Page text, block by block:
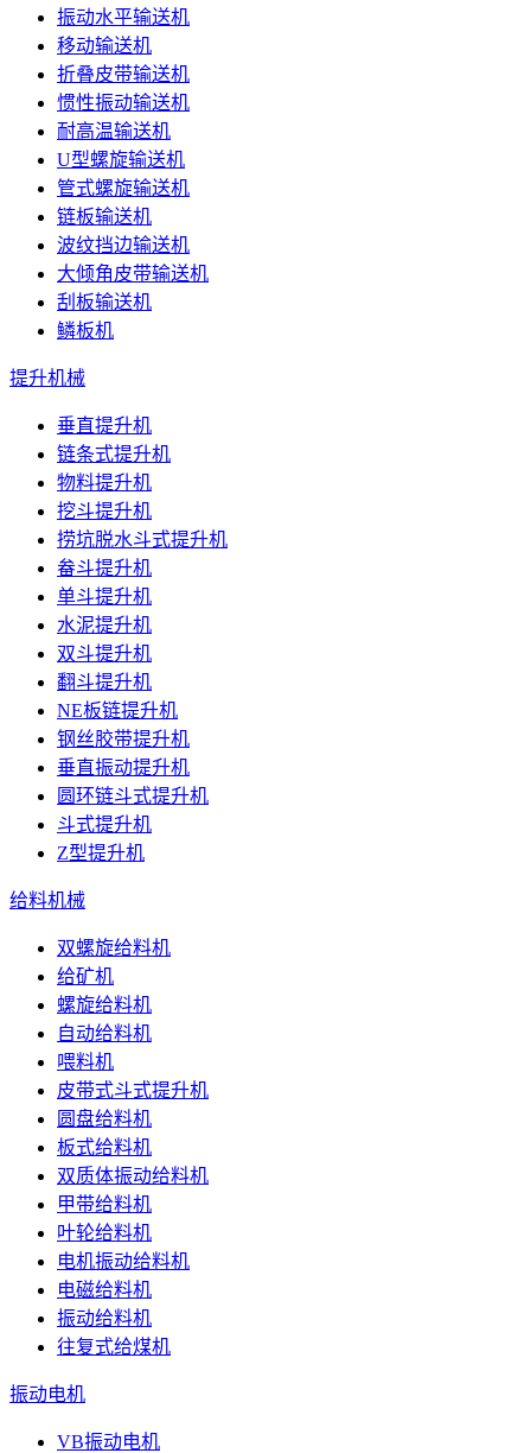
振动水平输送机
移动输送机
折叠皮带输送机
惯性振动输送机
耐高温输送机
U型螺旋输送机
管式螺旋输送机
链板输送机
波纹挡边输送机
大倾角皮带输送机
刮板输送机
鳞板机
提升机械
垂直提升机
链条式提升机
物料提升机
挖斗提升机
捞坑脱水斗式提升机
畚斗提升机
单斗提升机
水泥提升机
双斗提升机
翻斗提升机
NE板链提升机
钢丝胶带提升机
垂直振动提升机
圆环链斗式提升机
斗式提升机
Z型提升机
给料机械
双螺旋给料机
给矿机
螺旋给料机
自动给料机
喂料机
皮带式斗式提升机
圆盘给料机
板式给料机
双质体振动给料机
甲带给料机
叶轮给料机
电机振动给料机
电磁给料机
振动给料机
往复式给煤机
振动电机
VB振动电机